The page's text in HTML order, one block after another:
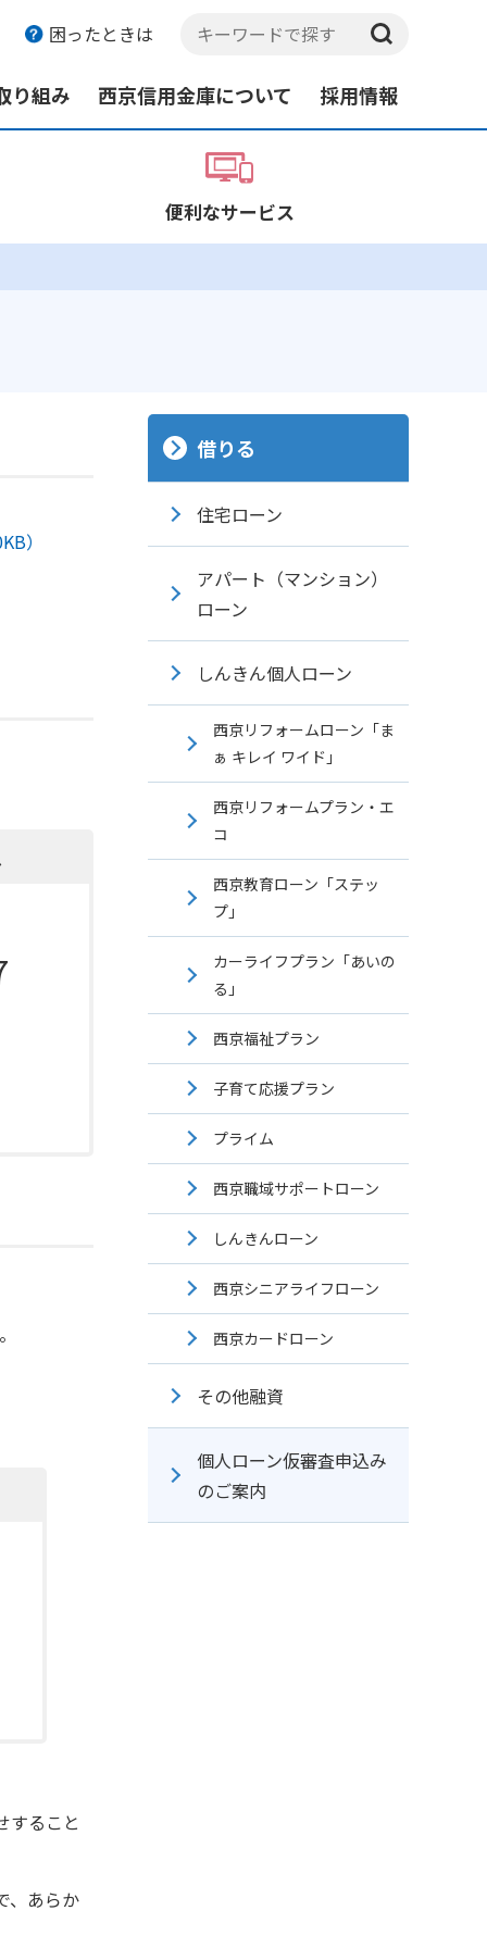
困ったときは
り組み 西京信用金庫について 採用情報
便利なサービス
）
すること
、あらか
借りる
住宅ローン
アパート（マンション）
ローン
しんきん個人ローン
西京リフォームローン「ま
ぁ キレイ ワイド」
西京リフォームプラン・エ
コ
西京教育ローン「ステッ
プ」
カーライフプラン「あいの
る」
西京福祉プラン
子育て応援プラン
プライム
西京職域サポートローン
しんきんローン
西京シニアライフローン
西京カードローン
その他融資
個人ローン仮審査申込み
のご案内